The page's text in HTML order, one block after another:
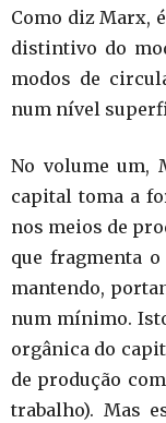
Como diz Marx,
distintivo do
modos de
num nível
No volume um,
capital toma a
nos meios de
que fragmenta
mantendo,
num mínimo.
orgânica do
de produção
trabalho). Mas